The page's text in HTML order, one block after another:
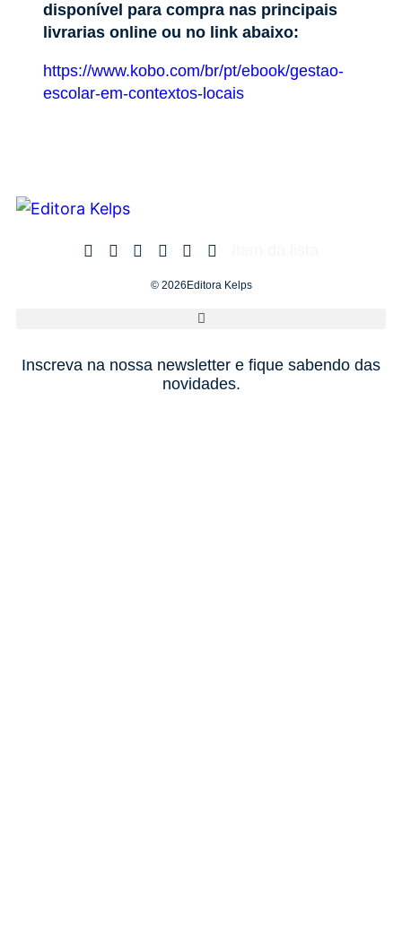
disponível para compra nas principais
livrarias online ou no link abaixo:
https://www.kobo.com/br/pt/ebook/gestao-
escolar-em-contextos-locais
© 2026Editora Kelps
Inscreva na nossa newsletter e fique sabendo das
novidades.